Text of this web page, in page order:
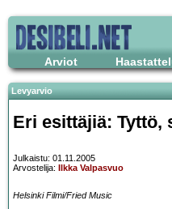
Arviot
Levyarvio
Eri esittäjiä: Tyttö,
Julkaistu: 01.11.2005
Arvostelija:
Ilkka Valpasvuo
Helsinki Filmi/Fried Music